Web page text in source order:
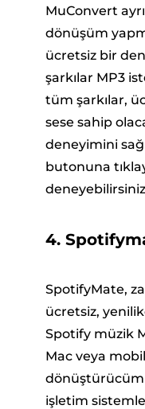
MuConvert
dönüşüm
ücretsiz bir
şarkılar MP3
tüm şarkılar,
sese sahip
deneyimini
butonuna
4.
SpotifyMate,
ücretsiz,
Spotify müzik
Mac veya mobil
işletim